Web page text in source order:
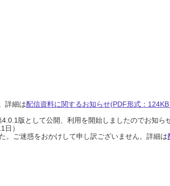
詳細は配信資料に関するお知らせ(PDF形式：124KB
版として公開、利用を開始しましたのでお知ら
）
。ご迷惑をおかけして申し訳ございません。詳細は